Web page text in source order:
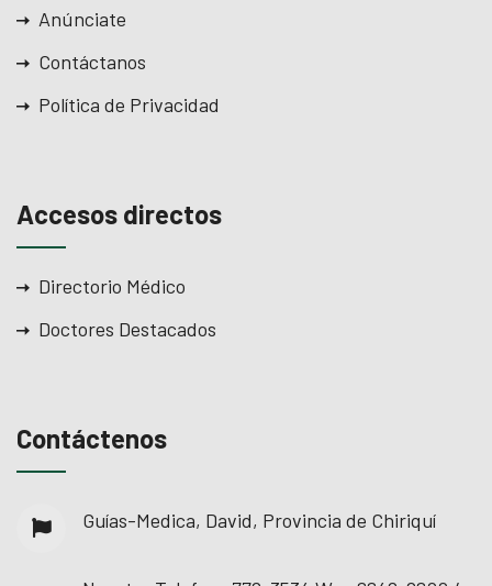
Anúnciate
Contáctanos
Política de Privacidad
Accesos directos
Directorio Médico
Doctores Destacados
Contáctenos
Guías-Medica, David, Provincia de Chiriquí